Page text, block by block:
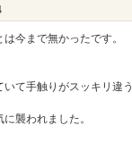
今まで無かったです。
て手触りがスッキリ違
襲われました。